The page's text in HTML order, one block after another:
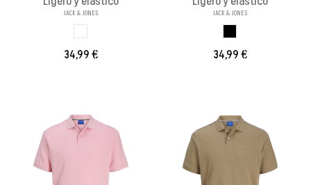
JACK & JONES
34,99 €
JACK & JONES
34,99 €